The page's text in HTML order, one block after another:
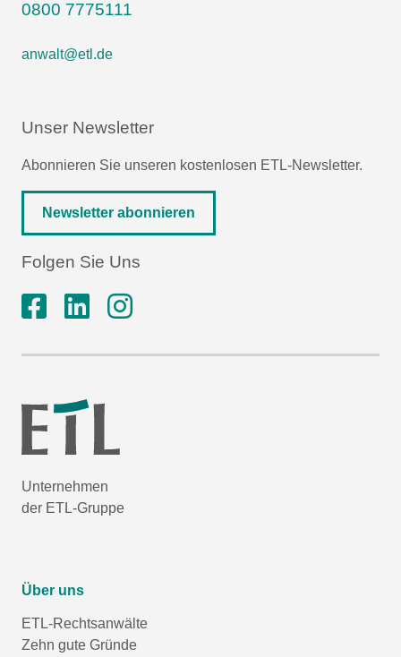
0800 7775111
anwalt@etl.de
Unser Newsletter
Abonnieren Sie unseren kostenlosen ETL-Newsletter.
Newsletter abonnieren
Folgen Sie Uns
Unternehmen
der ETL-Gruppe
Über uns
ETL-Rechtsanwälte
Zehn gute Gründe